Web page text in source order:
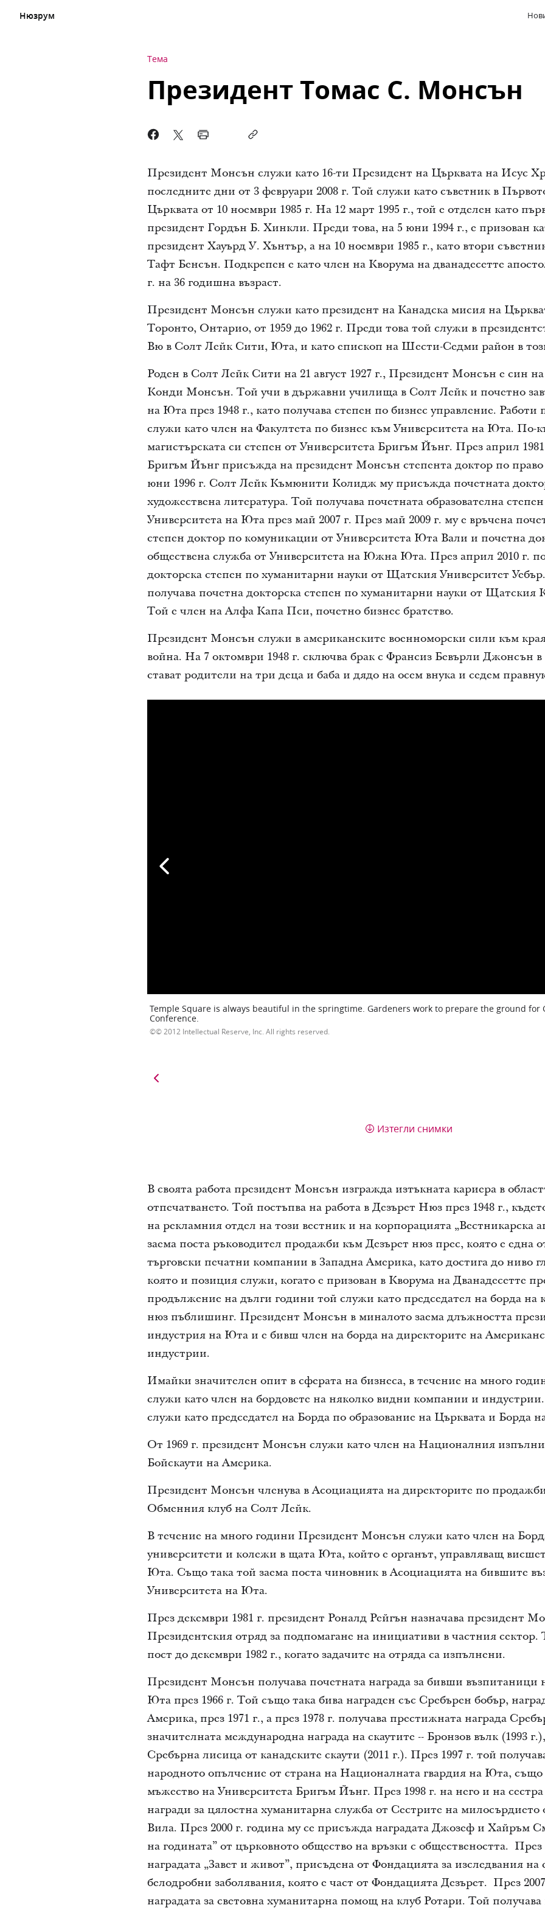
Нюзрум
Тема
Президент Томас С. Монсън
Президент Монсън служи като 16-ти Президент на Църквата на Исус
последните дни от 3 февруари 2008 г. Той служи като съветник в
Църквата от 10 ноември 1985 г. На 12 март 1995 г., той е отделен като
президент Гордън Б. Хинкли. Преди това, на 5 юни 1994 г., е призован
президент Хауърд У. Хънтър, а на 10 ноември 1985 г., като втори
Тафт Бенсън. Подкрепен е като член на Кворума на дванадесетте
г. на 36 годишна възраст.
Президент Монсън служи като президент на Канадска мисия на
Торонто, Онтарио, от 1959 до 1962 г. Преди това той служи в
Вю в Солт Лейк Сити, Юта, и като епископ на Шести-Седми район в
Роден в Солт Лейк Сити на 21 август 1927 г., Президент Монсън е син
Конди Монсън. Той учи в държавни училища в Солт Лейк и почетно
на Юта през 1948 г., като получава степен по бизнес управление. Работи
служи като член на Факултета по бизнес към Университета на Юта. По-
магистърската си степен от Университета Бригъм Йънг. През април
Бригъм Йънг присъжда на президент Монсън степента доктор по право
юни 1996 г. Солт Лейк Къмюнити Колидж му присъжда почетната
художествена литература. Той получава почетната образователна
Университета на Юта през май 2007 г. През май 2009 г. му е връчена
степен доктор по комуникации от Университета Юта Вали и почетна
обществена служба от Университета на Южна Юта. През април 2010 г.
докторска степен по хуманитарни науки от Щатския Университет
получава почетна докторска степен по хуманитарни науки от
Той е член на Алфа Капа Пси, почетно бизнес братство.
Президент Монсън служи в американските военноморски сили към края
война. На 7 октомври 1948 г. сключва брак с Франсиз Бевърли Джонсън
стават родители на три деца и баба и дядо на осем внука и седем
Temple Square is always beautiful in the springtime. Gardeners work to prepare the ground for
Conference.
© 2012 Intellectual Reserve, Inc. All rights reserved.
Изтегли снимки
В своята работа президент Монсън изгражда изтъкната кариера в
отпечатването. Той постъпва на работа в Дезърет Нюз през 1948 г.,
на рекламния отдел на този вестник и на корпорацията „Вестникарска
заема поста ръководител продажби към Дезърет нюз прес, която е една
търговски печатни компании в Западна Америка, като достига до ниво
която и позиция служи, когато е призован в Кворума на Дванадесетте
продължение на дълги години той служи като председател на борда на
нюз пъблишинг. Президент Монсън в миналото заема длъжността
индустрия на Юта и е бивш член на борда на директорите на
индустрии.
Имайки значителен опит в сферата на бизнеса, в течение на много
служи като член на бордовете на няколко видни компании и
служи като председател на Борда по образование на Църквата и Борда
От 1969 г. президент Монсън служи като член на Националния
Бойскаути на Америка.
Президент Монсън членува в Асоциацията на директорите по
Обменния клуб на Солт Лейк.
В течение на много години Президент Монсън служи като член на
университети и колежи в щата Юта, който е органът, управляващ
Юта. Също така той заема поста чиновник в Асоциацията на бившите
Университета на Юта.
През декември 1981 г. президент Роналд Рейгън назначава президент
Президентския отряд за подпомагане на инициативи в частния сектор.
пост до декември 1982 г., когато задачите на отряда са изпълнени.
Президент Монсън получава почетната награда за бивши възпитаници
Юта през 1966 г. Той също така бива награден със Сребърен бобър,
Америка, през 1971 г., а през 1978 г. получава престижната награда
значителната международна награда на скаутите -- Бронзов вълк (1993
Сребърна лисица от канадските скаути (2011 г.). През 1997 г. той
народното опълчение от страна на Националната гвардия на Юта,
мъжество на Университета Бригъм Йънг. През 1998 г. на него и на
награди за цялостна хуманитарна служба от Сестрите на
Вила. През 2000 г. година му се присъжда наградата Джозеф и Хайръм
на годината” от църковното общество на връзки с обществеността. През
наградата „Завет и живот”, присъдена от Фондацията за изследвания
белодробни заболявания, която е част от Фондацията Дезърет. През 2007
наградата за световна хуманитарна помощ на клуб Ротари. Той